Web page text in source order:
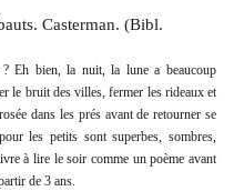
Casterman. (Bibl.
Eh bien, la nuit, la lune a beaucoup
le bruit des villes, fermer les rideaux et
dans les prés avant de retourner se
les petits sont superbes, sombres,
à lire le soir comme un poème avant
de 3 ans.